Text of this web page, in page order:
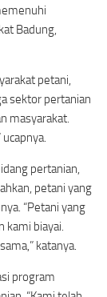
Badung,
petani,
sektor pertanian
masyarakat.
pertanian,
petani yang
“Petani yang
kami biayai.
katanya.
program